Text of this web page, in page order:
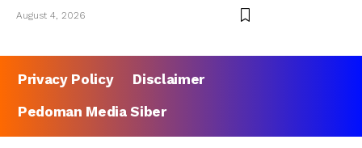
August 4, 2026
Privacy Policy
Disclaimer
Pedoman Media Siber